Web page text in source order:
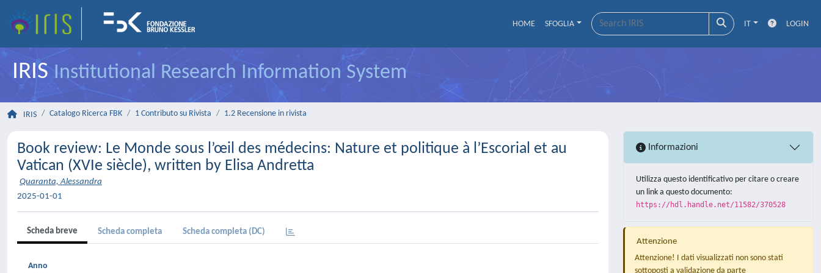
HOME SFOGLIA IT LOGIN
IRISInstitutional Research Information System
IRIS Catalogo Ricerca FBK 1 Contributo su Rivista 1.2 Recensione in rivista
Book review: Le Monde sous l’œil des médecins: Nature et politique à l’Escorial et au
Vatican (XVIe siècle), written by Elisa Andretta
Quaranta, Alessandra
2025-01-01
Scheda breve Scheda completa Scheda completa (DC)
Anno
Informazioni
Utilizza questo identificativo per citare o creare
un link a questo documento:
https://hdl.handle.net/11582/370528
Attenzione
Attenzione! I dati visualizzati non sono stati
sottoposti a validazione da parte